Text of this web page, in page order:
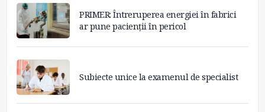
PRIMER: Întreruperea energiei în fabrici
ar pune pacienții în pericol
Subiecte unice la examenul de specialist